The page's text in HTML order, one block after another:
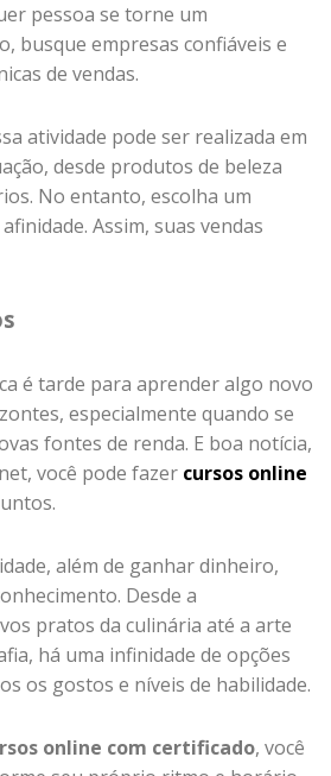
pessoa se torne um
busque empresas confiáveis e
de vendas.
atividade pode ser realizada em
desde produtos de beleza
No entanto, escolha um
Assim, suas vendas
é tarde para aprender algo novo
especialmente quando se
fontes de renda. E boa notícia,
você pode fazer cursos online
além de ganhar dinheiro,
Desde a
pratos da culinária até a arte
há uma infinidade de opções
os gostos e níveis de habilidade.
online com certificado, você